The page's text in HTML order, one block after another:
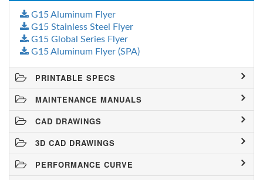
G15 Aluminum Flyer
G15 Stainless Steel Flyer
G15 Global Series Flyer
G15 Aluminum Flyer (SPA)
PRINTABLE SPECS
MAINTENANCE MANUALS
CAD DRAWINGS
3D CAD DRAWINGS
PERFORMANCE CURVE